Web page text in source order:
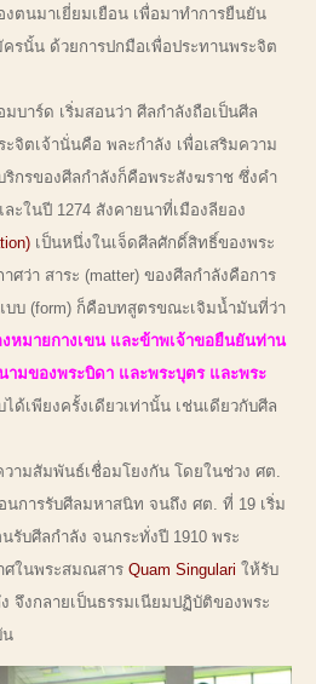
ตนมาเยี่ยมเยือน เพื่อมาทำการยืนยัน
รนั้น ด้วยการปกมือเพื่อประทานพระจิต
บาร์ด เริ่มสอนว่า ศีลกำลังถือเป็นศีล
ตเจ้านั่นคือ พละกำลัง เพื่อเสริมความ
กรของศีลกำลังก็คือพระสังฆราช ซึ่งคำ
ะในปี 1274 สังคายนาที่เมืองลียอง
เป็นหนึ่งในเจ็ดศีลศักดิ์สิทธิ์ของพระ
ว่า สาระ (matter) ของศีลกำลังคือการ
บ (form) ก็คือบทสูตรขณะเจิมน้ำมันที่ว่า
หมายกางเขน และข้าพเจ้าขอยืนยันท่าน
มของพระบิดา และพระบุตร และพระ
ด้เพียงครั้งเดียวเท่านั้น เช่นเดียวกับศีล
มสัมพันธ์เชื่อมโยงกัน โดยในช่วง ศต.
นการรับศีลมหาสนิท จนถึง ศต. ที่ 19 เริ่ม
บศีลกำลัง จนกระทั่งปี 1910 พระ
ศในพระสมณสาร Quam Singulari ให้รับ
จึงกลายเป็นธรรมเนียมปฏิบัติของพระ
น